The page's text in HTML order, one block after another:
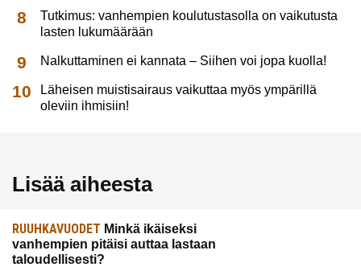
Tutkimus: vanhempien koulutustasolla on vaikutusta
lasten lukumäärään
Nalkuttaminen ei kannata – Siihen voi jopa kuolla!
Läheisen muistisairaus vaikuttaa myös ympärillä
oleviin ihmisiin!
Lisää aiheesta
RUUHKAVUODET Minkä ikäiseksi
vanhempien pitäisi auttaa lastaan
taloudellisesti?